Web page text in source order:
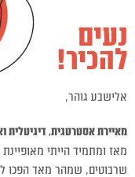
נעים
להכיר!
אלישבע גוהר,
מאיירת אסטרטגית, דיגיטלית
מאז ומתמיד הייתי
שרבוטים, שמהר מאד הפכו